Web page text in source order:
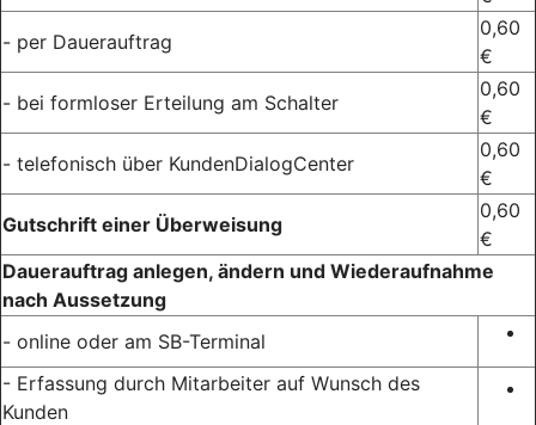
- per Dauerauftrag
0,60
€
- bei formloser Erteilung am Schalter
0,60
€
- telefonisch über KundenDialogCenter
0,60
€
Gutschrift einer Überweisung
0,60
€
Dauerauftrag anlegen, ändern und Wiederaufnahme
nach Aussetzung
- online oder am SB-Terminal
- Erfassung durch Mitarbeiter auf Wunsch des
Kunden